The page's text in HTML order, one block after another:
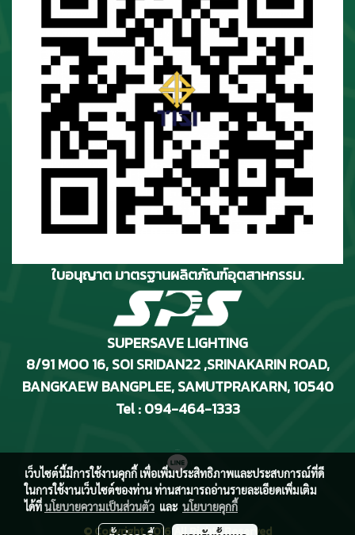
ใบอนุญาต มาตรฐานผลิตภัณฑ์อุตสาหกรรม.
SUPERSAVE LIGHTING
8/91 MOO 16, SOI SRIDAN22 ,SRINAKARIN ROAD,
BANGKAEW BANGPLEE, SAMUTPRAKARN, 10540
Tel : 094-464-1333
© Copyright 2016 All Rights Reserved
เว็บไซต์นี้มีการใช้งานคุกกี้ เพื่อเพิ่มประสิทธิภาพและประสบการณ์ที่ดี
ในการใช้งานเว็บไซต์ของท่าน ท่านสามารถอ่านรายละเอียดเพิ่มเติม
ได้ที่นโยบายความเป็นส่วนตัว และ นโยบายคุกกี้